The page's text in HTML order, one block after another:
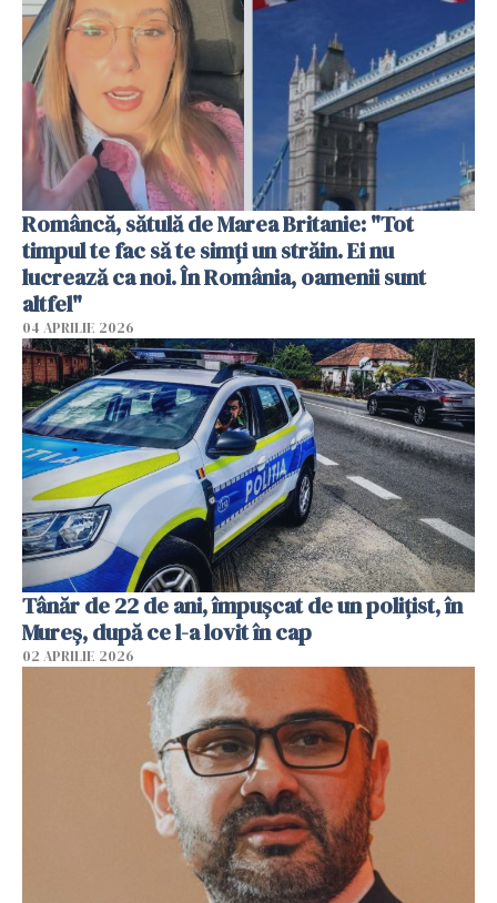
Româncă, sătulă de Marea Britanie: "Tot
timpul te fac să te simți un străin. Ei nu
lucrează ca noi. În România, oamenii sunt
altfel"
04 APRILIE 2026
Tânăr de 22 de ani, împușcat de un polițist, în
Mureș, după ce l-a lovit în cap
02 APRILIE 2026